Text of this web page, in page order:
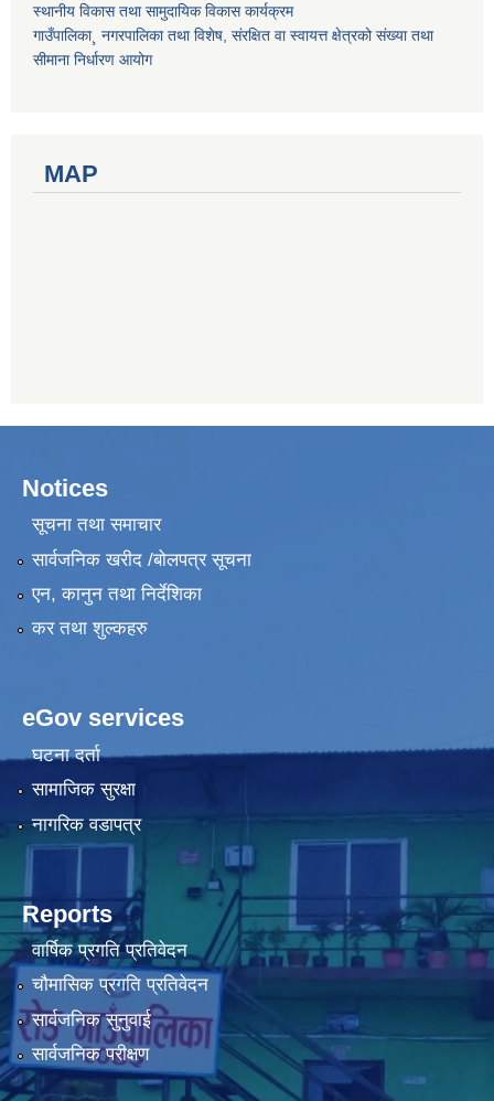
स्थानीय विकास तथा सामुदायिक विकास कार्यक्रम
गाउँपालिका¸ नगरपालिका तथा विशेष, संरक्षित वा स्वायत्त क्षेत्रको संख्या तथा
सीमाना निर्धारण आयोग
MAP
Notices
सूचना तथा समाचार
सार्वजनिक खरीद /बोलपत्र सूचना
एन, कानुन तथा निर्देशिका
कर तथा शुल्कहरु
eGov services
घटना दर्ता
सामाजिक सुरक्षा
नागरिक वडापत्र
Reports
वार्षिक प्रगति प्रतिवेदन
चौमासिक प्रगति प्रतिवेदन
सार्वजनिक सुनुवाई
सार्वजनिक परीक्षण